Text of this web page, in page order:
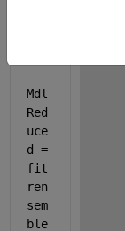
Mdl
Red
uce
d =
fit
ren
sem
ble